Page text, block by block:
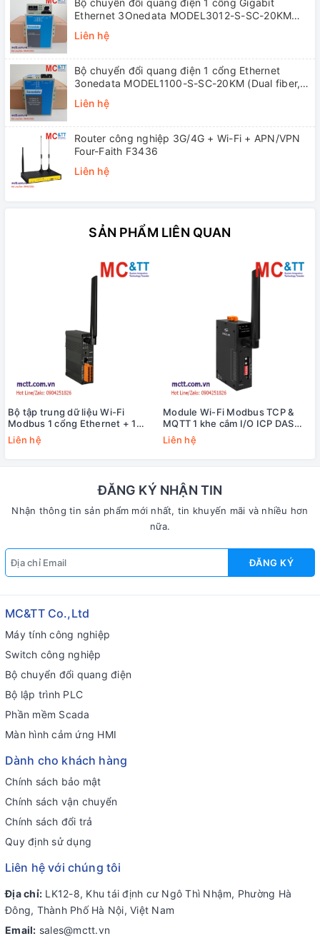
Bộ chuyển đổi quang điện 1 cổng Gigabit
Ethernet 3Onedata MODEL3012-S-SC-20KM
Liên hệ
Bộ chuyển đổi quang điện 1 cổng Ethernet
3onedata MODEL1100-S-SC-20KM (Dual fiber,
Liên hệ
Router công nghiệp 3G/4G + Wi-Fi + APN/VPN
Four-Faith F3436
Liên hệ
SẢN PHẨM LIÊN QUAN
Bộ tập trung dữ liệu Wi-Fi
Modbus 1 cổng Ethernet + 1
cổng RS-232 + 1 cổng RS-485
ICP DAS MDC-211-WF CR
Liên hệ
Module Wi-Fi Modbus TCP &
MQTT 1 khe cắm I/O ICP DAS
WF-IO-4N CR
Liên hệ
ĐĂNG KÝ NHẬN TIN
Nhận thông tin sản phẩm mới nhất, tin khuyến mãi và nhiều hơn
nữa.
ĐĂNG KÝ
MC&TT Co.,Ltd
Máy tính công nghiệp
Switch công nghiệp
Bộ chuyển đổi quang điện
Bộ lập trình PLC
Phần mềm Scada
Màn hình cảm ứng HMI
Dành cho khách hàng
Chính sách bảo mật
Chính sách vận chuyển
Chính sách đổi trả
Quy định sử dụng
Liên hệ với chúng tôi
Địa chỉ: LK12-8, Khu tái định cư Ngô Thì Nhậm, Phường Hà
Đông, Thành Phố Hà Nội, Việt Nam
Email: sales@mctt.vn